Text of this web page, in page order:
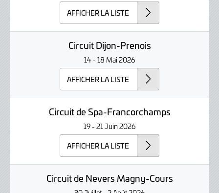
AFFICHER LA LISTE
Circuit Dijon-Prenois
14 - 18 Mai 2026
AFFICHER LA LISTE
Circuit de Spa-Francorchamps
19 - 21 Juin 2026
AFFICHER LA LISTE
Circuit de Nevers Magny-Cours